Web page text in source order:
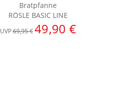
Bratpfanne
RÖSLE BASIC LINE
UVP69,95 €49,90 €